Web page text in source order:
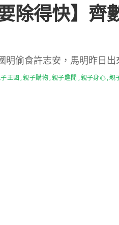
除得快】齊
偷食許志安，馬明昨日出
王國 親子購物 親子趣聞 親子身心 親